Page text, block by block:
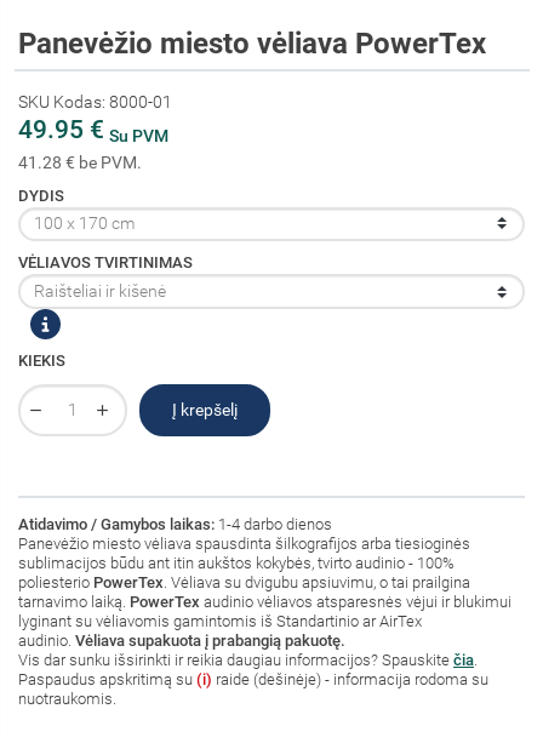
Panevėžio miesto vėliava PowerTex
SKU Kodas: 8000-01
49.95 € Su PVM
41.28 € be PVM.
DYDIS
VĖLIAVOS TVIRTINIMAS
KIEKIS
Į krepšelį
Atidavimo / Gamybos laikas: 1-4 darbo dienos
Panevėžio miesto vėliava spausdinta šilkografijos arba tiesioginės
sublimacijos būdu ant itin aukštos kokybės, tvirto audinio - 100%
poliesterio PowerTex . Vėliava su dvigubu apsiuvimu, o tai prailgina
tarnavimo laiką. PowerTex audinio vėliavos atsparesnės vėjui ir blukimui
lyginant su vėliavomis gamintomis iš Standartinio ar AirTex
audinio. Vėliava supakuota į prabangią pakuotę.
Vis dar sunku išsirinkti ir reikia daugiau informacijos? Spauskite čia
Paspaudus apskritimą su (i) raide (dešinėje) - informacija rodoma su
nuotraukomis.